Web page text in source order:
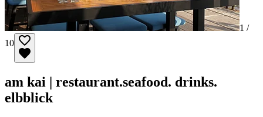
1 /
10
am kai | restaurant.seafood. drinks.
elbblick